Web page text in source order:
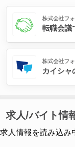
株式会社フ
転職会議
株式会社フ
カイシャ
求人/バイト情
求人情報を読み込み